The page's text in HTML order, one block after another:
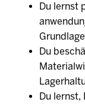
Du lernst
Du
Du lernst,